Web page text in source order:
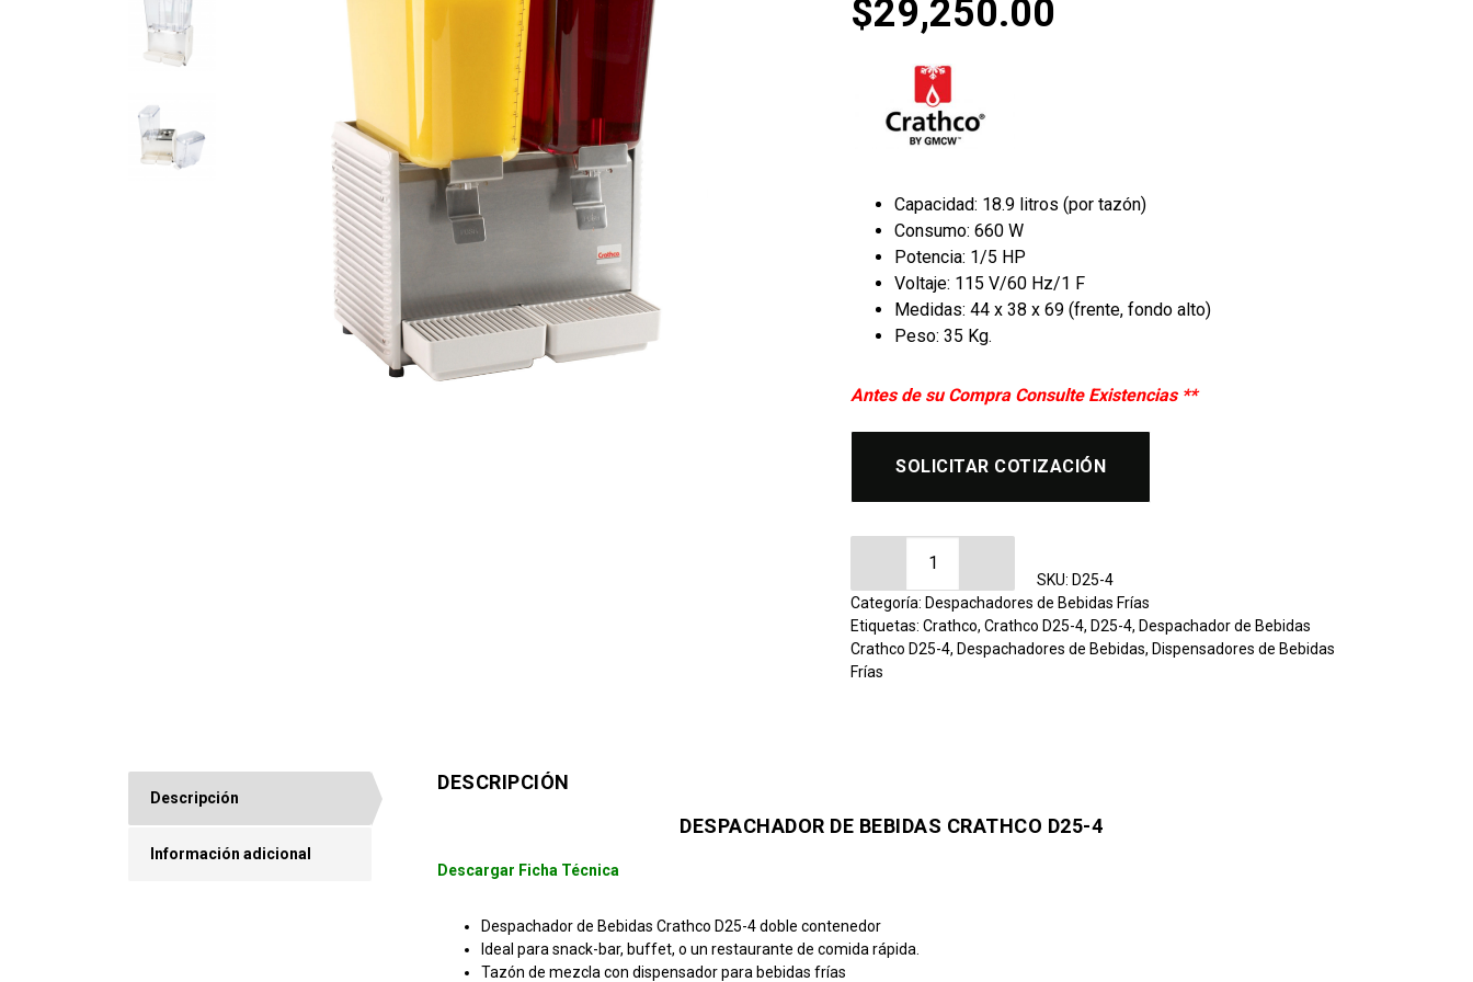
$29,250.00
Capacidad: 18.9 litros (por tazón)
Consumo: 660 W
Potencia: 1/5 HP
Voltaje: 115 V/60 Hz/1 F
Medidas: 44 x 38 x 69 (frente, fondo alto)
Peso: 35 Kg.
Antes de su Compra Consulte Existencias **
SOLICITAR COTIZACIÓN
Despachador de Bebidas 2 Tazones Crathco D25-4 cantidad
SKU:D25-4
Categoría:Despachadores de Bebidas Frías
Etiquetas:Crathco,Crathco D25-4,D25-4,Despachador de Bebidas
Crathco D25-4,Despachadores de Bebidas,Dispensadores de Bebidas
Frías
Descripción
Información adicional
DESCRIPCIÓN
DESPACHADOR DE BEBIDAS CRATHCO D25-4
Descargar Ficha Técnica
Despachador de Bebidas Crathco D25-4 doble contenedor
Ideal para snack-bar, buffet, o un restaurante de comida rápida.
Tazón de mezcla con dispensador para bebidas frías